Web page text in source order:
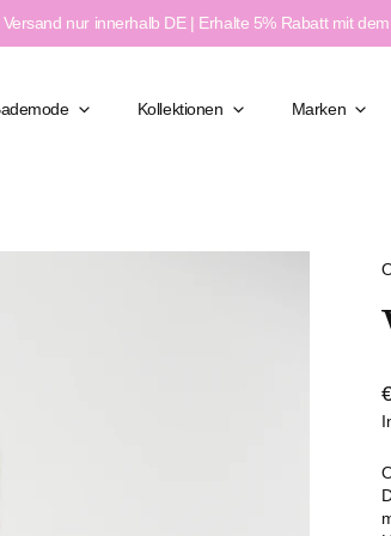
Versand nur innerhalb DE | Erhalte 5% Rabatt mit
Moderner Chic
Kollektionen Marken